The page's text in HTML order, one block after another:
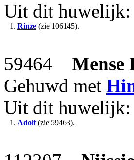
Uit dit huwelijk:
1. Rinze (zie 106145).
59464 Mense
Gehuwd met
Uit dit huwelijk:
1. Adolf(zie 59463).